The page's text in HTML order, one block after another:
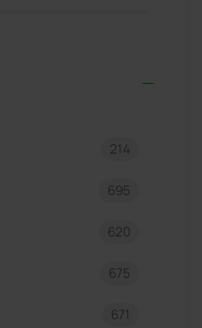
214
695
620
675
671